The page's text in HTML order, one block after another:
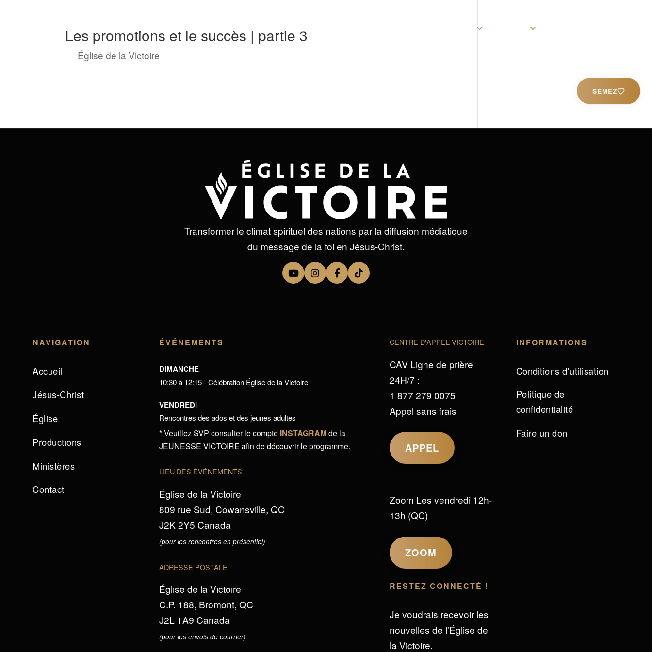
Accueil
SEMEZ
Les promotions et le succès | partie 3
Église de la Victoire
Transformer le climat spirituel des nations par la diffusion médiatique
du message de la foi en Jésus-Christ.
NAVIGATION
Accueil
Jésus-Christ
Église
Productions
Ministères
Contact
ÉVÉNEMENTS
DIMANCHE
10:30 à 12:15 - Célébration Église de la Victoire
VENDREDI
Rencontres des ados et des jeunes adultes
* Veuillez SVP consulter le compte INSTAGRAMde la
JEUNESSE VICTOIRE afin de découvrir le programme.
LIEU DES ÉVÉNEMENTS
Église de la Victoire
809 rue Sud, Cowansville, QC
J2K 2Y5 Canada
(pour les rencontres en présentiel)
ADRESSE POSTALE
Église de la Victoire
C.P. 188, Bromont, QC
J2L 1A9 Canada
(pour les envois de courrier)
CENTRE D'APPEL VICTOIRE
CAV Ligne de prière
24H/7 :
1 877 279 0075
Appel sans frais
APPEL
Zoom Les vendredi 12h-
13h (QC)
ZOOM
RESTEZ CONNECTÉ !
Je voudrais recevoir les
nouvelles de l'Église de
la Victoire.
INFORMATIONS
Conditions d'utilisation
Politique de
confidentialité
Faire un don